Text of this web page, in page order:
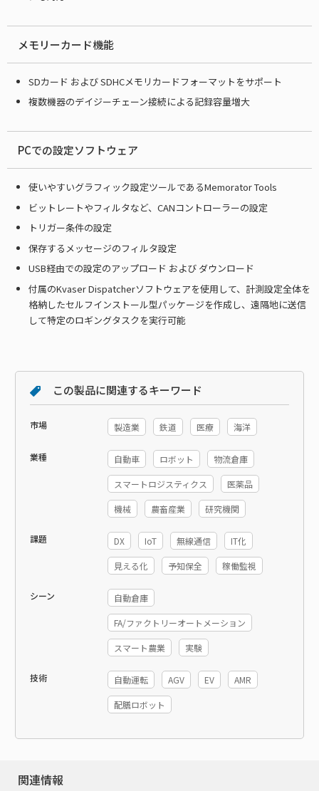
メモリーカード機能
SDカード および SDHCメモリカードフォーマットをサポート
複数機器のデイジーチェーン接続による記録容量増大
PCでの設定ソフトウェア
使いやすいグラフィック設定ツールであるMemorator Tools
ビットレートやフィルタなど、CANコントローラーの設定
トリガー条件の設定
保存するメッセージのフィルタ設定
USB経由での設定のアップロード および ダウンロード
付属のKvaser Dispatcherソフトウェアを使用して、計測設定全体を
格納したセルフインストール型パッケージを作成し、遠隔地に送信
して特定のロギングタスクを実行可能
この製品に関連するキーワード
市場 製造業 鉄道 医療 海洋
業種 自動車 ロボット 物流倉庫
スマートロジスティクス 医薬品
機械 農畜産業 研究機関
課題 DX IoT 無線通信 IT化
見える化 予知保全 稼働監視
シーン 自動倉庫
FA/ファクトリーオートメーション
スマート農業 実験
技術 自動運転 AGV EV AMR
配膳ロボット
関連情報